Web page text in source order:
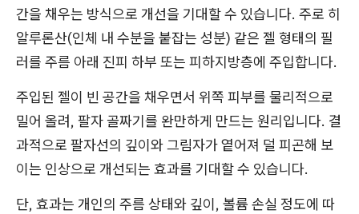
간을 채우는 방식으로 개선을 기대할 수 있습니다. 주로 히
알루론산(인체 내 수분을 붙잡는 성분) 같은 젤 형태의 필
러를 주름 아래 진피 하부 또는 피하지방층에 주입합니다.
주입된 젤이 빈 공간을 채우면서 위쪽 피부를 물리적으로
밀어 올려, 팔자 골짜기를 완만하게 만드는 원리입니다. 결
과적으로 팔자선의 깊이와 그림자가 옅어져 덜 피곤해 보
이는 인상으로 개선되는 효과를 기대할 수 있습니다.
단, 효과는 개인의 주름 상태와 깊이, 볼륨 손실 정도에 따